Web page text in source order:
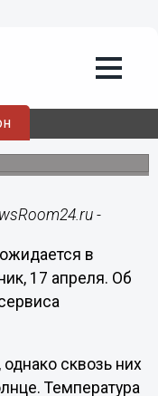
17
-
в
17 апреля. Об
сквозь них
Температура